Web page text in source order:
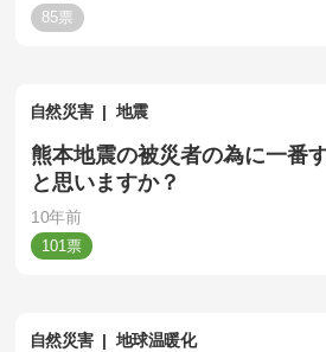
85
自然災害 地震
熊本地震の被災者の為に一番
と思いますか？
10年前
101
自然災害 地球温暖化